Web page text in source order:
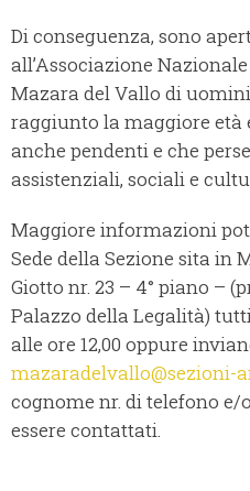
Di conseguenza, sono
all’Associazione
Mazara del Vallo di
raggiunto la maggiore età
anche pendenti e che
assistenziali, sociali e
Maggiore informazioni
Sede della Sezione sita in
Giotto nr. 23 – 4° piano –
Palazzo della Legalità)
alle ore 12,00 oppure
mazaradelvallo@sezioni-
cognome nr. di telefono
essere contattati.